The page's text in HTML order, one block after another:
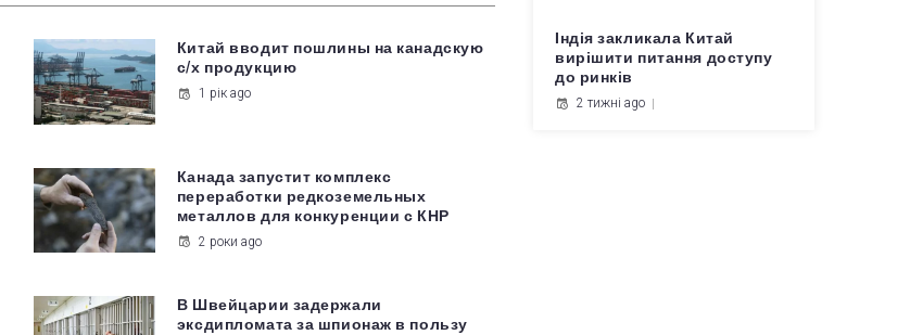
Китай вводит пошлины на канадскую
с/х продукцию
1 рік ago
Канада запустит комплекс
переработки редкоземельных
металлов для конкуренции с КНР
2 роки ago
В Швейцарии задержали
эксдипломата за шпионаж в пользу
Індія закликала Китай
вирішити питання доступу
до ринків
2 тижні ago